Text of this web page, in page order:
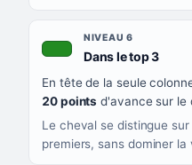
NIVEAU 6
Dans le top 3,
En tête de la seule
20 points d'avance sur le
Le cheval se distingue
premiers, sans dominer la